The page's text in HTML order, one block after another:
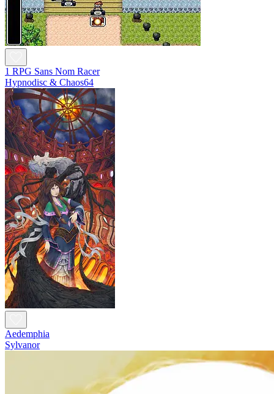
1 RPG Sans Nom Racer
Hypnodisc & Chaos64
Aedemphia
Sylvanor